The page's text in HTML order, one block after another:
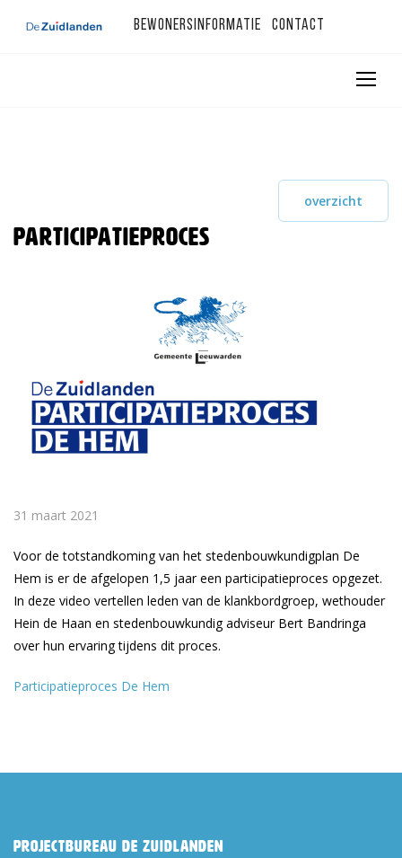
Bewonersinformatie Contact
overzicht
Participatieproces
31 maart 2021
Voor de totstandkoming van het stedenbouwkundigplan De
Hem is er de afgelopen 1,5 jaar een participatieproces opgezet.
In deze video vertellen leden van de klankbordgroep, wethouder
Hein de Haan en stedenbouwkundig adviseur Bert Bandringa
over hun ervaring tijdens dit proces.
Participatieproces De Hem
Projectbureau De Zuidlanden